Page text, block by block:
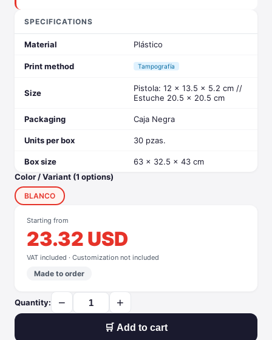
SPECIFICATIONS
Material Plástico
Print method Tampografía
Size
Pistola: 12 x 13.5 x 5.2 cm //
Estuche 20.5 x 20.5 cm
Packaging Caja Negra
Units per box 30 pzas.
Box size
63 x 32.5 x 43 cm
Color / Variant (1 options)
BLANCO
Starting from
23.32 USD
VAT included · Customization not included
Made to order
Quantity: − +
🛒 Add to cart